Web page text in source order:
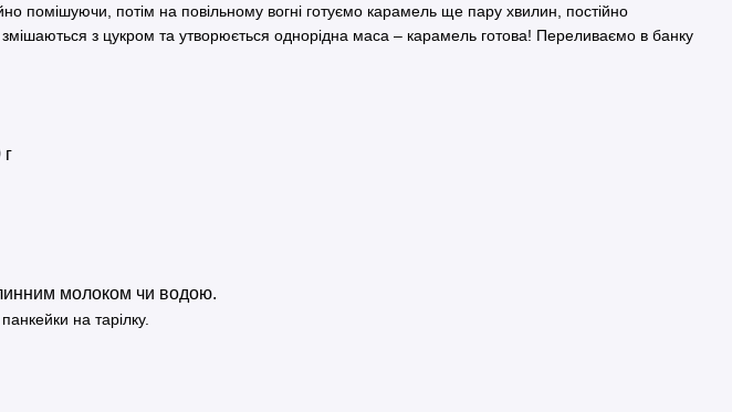
помішуючи, потім на повільному вогні готуємо карамель ще пару хвилин, постійно
з цукром та утворюється однорідна маса – карамель готова! Переливаємо в банку
г
молоком чи водою.
на тарілку.